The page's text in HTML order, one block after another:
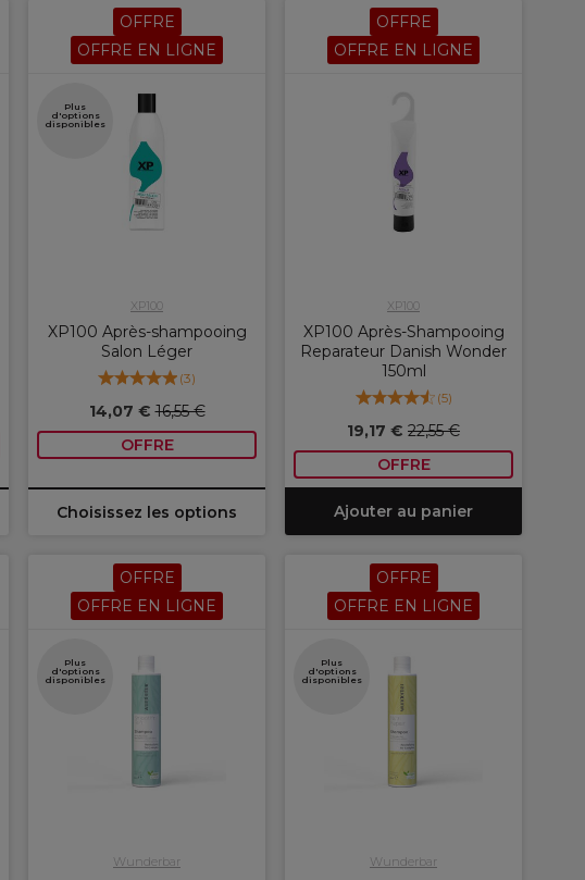
OFFRE
OFFRE EN LIGNE
Plus
d'options
disponibles
XP100
XP100 Après-shampooing
Salon Léger
(3)
14,07 €16,55 €
OFFRE
Choisissez les options
OFFRE
OFFRE EN LIGNE
XP100
XP100 Après-Shampooing
Reparateur Danish Wonder
150ml
(5)
19,17 € 22,55 €
OFFRE
Ajouter au panier
OFFRE
OFFRE EN LIGNE
Plus
d'options
disponibles
Wunderbar
OFFRE
OFFRE EN LIGNE
Plus
d'options
disponibles
Wunderbar